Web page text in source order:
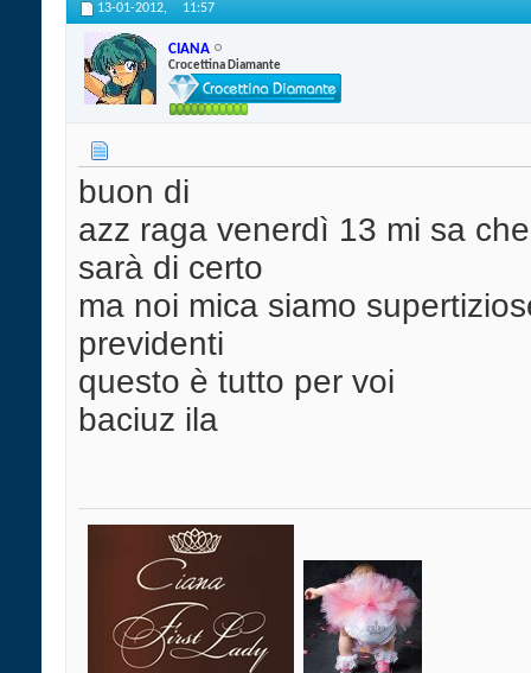
13-01-2012, 11:57
CIANA
Crocettina Diamante
buon di
azz raga venerdì 13 mi sa
sarà di certo
ma noi mica siamo
previdenti
questo è tutto per voi
baciuz ila